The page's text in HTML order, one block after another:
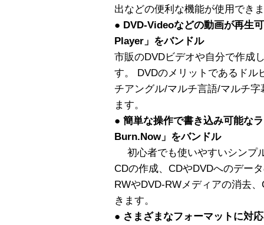
出などの便利な機能が使用でき
● DVD-Videoなどの動画が再生
Player」をバンドル
市販のDVDビデオや自分で作成
す。 DVDのメリットであるドル
チアングル/マルチ言語/マルチ
ます。
● 簡単な操作で書き込み可能な
Burn.Now」をバンドル
初心者でも使いやすいシンプ
CDの作成、CDやDVDへのデー
RWやDVD-RWメディアの消去
きます。
● さまざまなフォーマットに対